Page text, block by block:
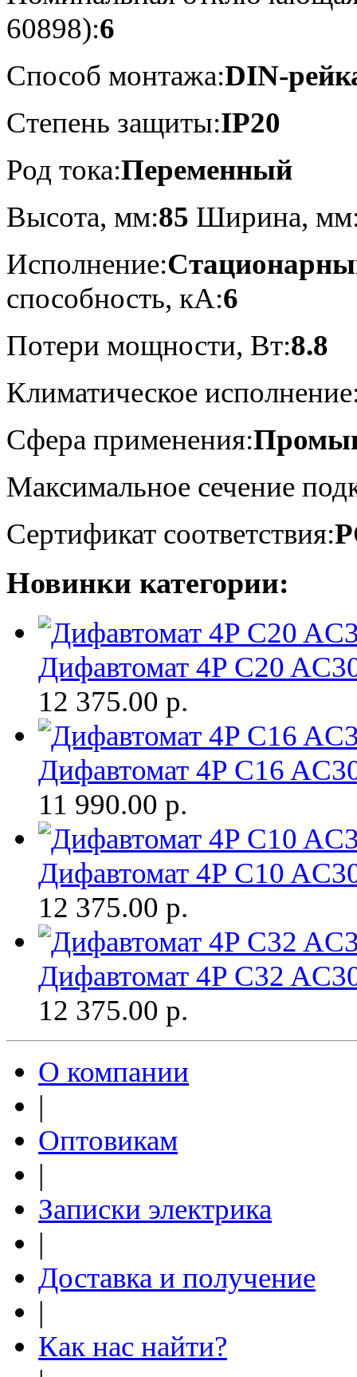
60898):6
Способ монтажа:DIN-
Степень защиты:IP20
Род тока:Переменный
Высота, мм:85 Ширина,
Исполнение:
способность, кA:6
Потери мощности, Вт:8.8
Климатическое
Сфера применения:
Максимальное сечение
Сертификат соответствия:
Новинки категории:
Дифавтомат 4P C20
12 375.00 р.
Дифавтомат 4P C16
11 990.00 р.
Дифавтомат 4P C10
12 375.00 р.
Дифавтомат 4P C32
12 375.00 р.
О компании
|
Оптовикам
|
Записки электрика
|
Доставка и получение
|
Как нас найти?